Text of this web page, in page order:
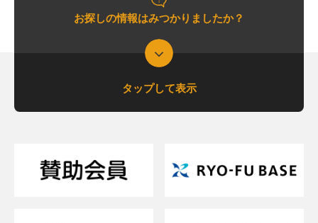
お探しの情報はみつかりましたか？
タップして表示
支援内容を詳しく知りたい